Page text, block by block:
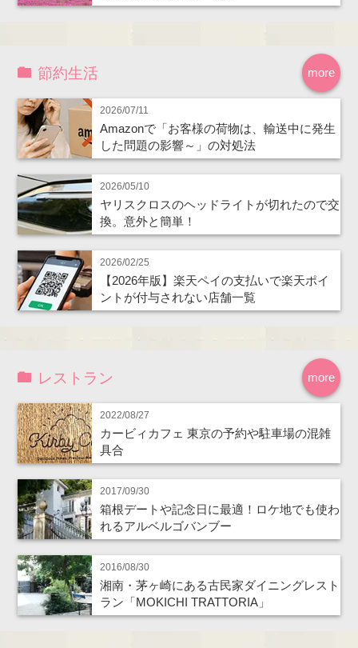
more
節約生活
2026/07/11
Amazonで「お客様の荷物は、輸送中に発生
した問題の影響～」の対処法
2026/05/10
ヤリスクロスのヘッドライトが切れたので交
換。意外と簡単！
2026/02/25
【2026年版】楽天ペイの支払いで楽天ポイ
ントが付与されない店舗一覧
more
レストラン
2022/08/27
カービィカフェ 東京の予約や駐車場の混雑
具合
2017/09/30
箱根デートや記念日に最適！ロケ地でも使わ
れるアルベルゴバンブー
2016/08/30
湘南・茅ヶ崎にある古民家ダイニングレスト
ラン「MOKICHI TRATTORIA」